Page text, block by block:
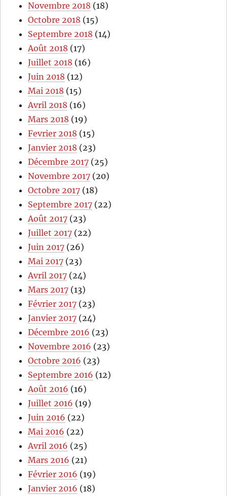
Novembre 2018 (18)
Octobre 2018 (15)
Septembre 2018 (14)
Août 2018 (17)
Juillet 2018 (16)
Juin 2018 (12)
Mai 2018 (15)
Avril 2018 (16)
Mars 2018 (19)
Fevrier 2018 (15)
Janvier 2018 (23)
Décembre 2017 (25)
Novembre 2017 (20)
Octobre 2017 (18)
Septembre 2017 (22)
Août 2017 (23)
Juillet 2017 (22)
Juin 2017 (26)
Mai 2017 (23)
Avril 2017 (24)
Mars 2017 (13)
Février 2017 (23)
Janvier 2017 (24)
Décembre 2016 (23)
Novembre 2016 (23)
Octobre 2016 (23)
Septembre 2016 (12)
Août 2016 (16)
Juillet 2016 (19)
Juin 2016 (22)
Mai 2016 (22)
Avril 2016 (25)
Mars 2016 (21)
Février 2016 (19)
Janvier 2016 (18)